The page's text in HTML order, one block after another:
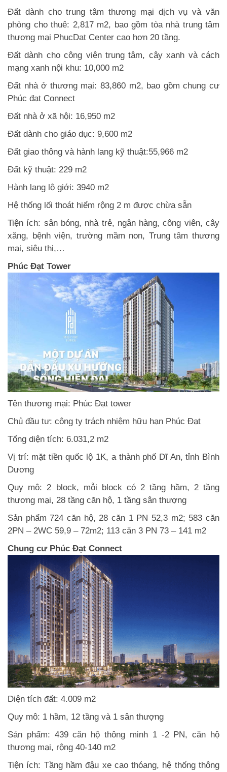
Đất dành cho trung tâm thương mại dịch vụ và văn
phòng cho thuê: 2,817 m2, bao gồm tòa nhà trung tâm
thương mại PhucDat Center cao hơn 20 tầng.
Đất dành cho công viên trung tâm, cây xanh và cách
mạng xanh nội khu: 10,000 m2
Đất nhà ở thương mại: 83,860 m2, bao gồm chung cư
Phúc đạt Connect
Đất nhà ở xã hội: 16,950 m2
Đất dành cho giáo dục: 9,600 m2
Đất giao thông và hành lang kỹ thuật:55,966 m2
Đất kỹ thuật: 229 m2
Hành lang lộ giới: 3940 m2
Hệ thống lối thoát hiểm rộng 2 m được chừa sẵn
Tiện ích: sân bóng, nhà trẻ, ngân hàng, công viên, cây
xăng, bệnh viện, trường mầm non, Trung tâm thương
mại, siêu thị,…
Phúc Đạt Tower
Tên thương mại: Phúc Đạt tower
Chủ đầu tư: công ty trách nhiệm hữu hạn Phúc Đạt
Tổng diện tích: 6.031,2 m2
Vị trí: mặt tiền quốc lộ 1K, a thành phố Dĩ An, tỉnh Bình
Dương
Quy mô: 2 block, mỗi block có 2 tầng hầm, 2 tầng
thương mại, 28 tầng căn hộ, 1 tầng sân thượng
Sản phẩm 724 căn hộ, 28 căn 1 PN 52,3 m2; 583 căn
2PN – 2WC 59,9 – 72m2; 113 căn 3 PN 73 – 141 m2
Chung cư Phúc Đạt Connect
Diện tích đất: 4.009 m2
Quy mô: 1 hầm, 12 tầng và 1 sân thượng
Sản phẩm: 439 căn hộ thông minh 1 -2 PN, căn hộ
thương mại, rộng 40-140 m2
Tiện ích: Tầng hầm đậu xe cao thóang, hệ thống thông